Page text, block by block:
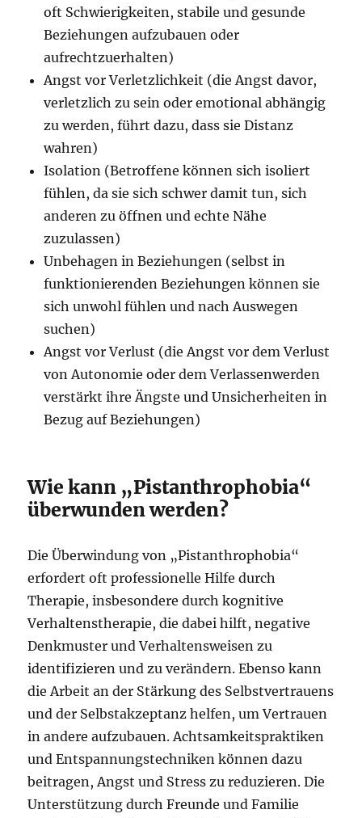
oft Schwierigkeiten, stabile und gesunde
Beziehungen aufzubauen oder
aufrechtzuerhalten)
Angst vor Verletzlichkeit (die Angst davor,
verletzlich zu sein oder emotional abhängig
zu werden, führt dazu, dass sie Distanz
wahren)
Isolation (Betroffene können sich isoliert
fühlen, da sie sich schwer damit tun, sich
anderen zu öffnen und echte Nähe
zuzulassen)
Unbehagen in Beziehungen (selbst in
funktionierenden Beziehungen können sie
sich unwohl fühlen und nach Auswegen
suchen)
Angst vor Verlust (die Angst vor dem Verlust
von Autonomie oder dem Verlassenwerden
verstärkt ihre Ängste und Unsicherheiten in
Bezug auf Beziehungen)
Wie kann „Pistanthrophobia“
überwunden werden?
Die Überwindung von „Pistanthrophobia“
erfordert oft professionelle Hilfe durch
Therapie, insbesondere durch kognitive
Verhaltenstherapie, die dabei hilft, negative
Denkmuster und Verhaltensweisen zu
identifizieren und zu verändern. Ebenso kann
die Arbeit an der Stärkung des Selbstvertrauens
und der Selbstakzeptanz helfen, um Vertrauen
in andere aufzubauen. Achtsamkeitspraktiken
und Entspannungstechniken können dazu
beitragen, Angst und Stress zu reduzieren. Die
Unterstützung durch Freunde und Familie